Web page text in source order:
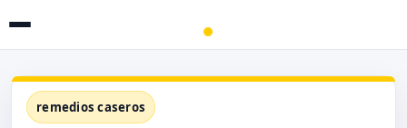
remedios caseros